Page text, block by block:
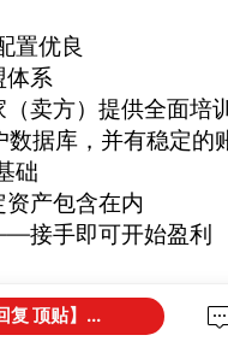
置优良
体系
卖方）提供全面培
数据库，并有稳定的
础
产包含在内
接手即可开始盈利
复 顶贴】...